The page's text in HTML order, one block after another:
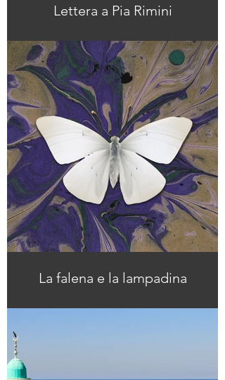
Lettera a Pia Rimini
La falena e la lampadina